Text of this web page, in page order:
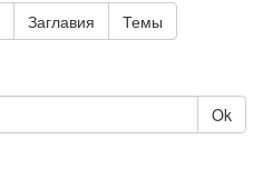
Заглавия Темы
Ok